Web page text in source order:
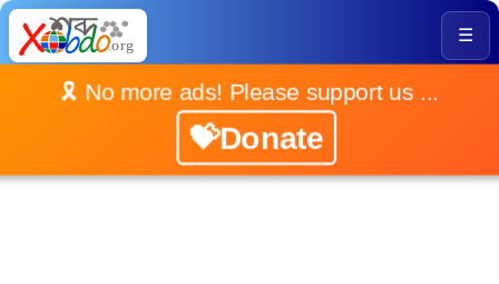
☰
🎗️ No more ads! Please support us ...
💝Donate